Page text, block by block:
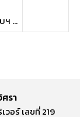
ฯ ...
รา
วอร์ เลขที่ 219